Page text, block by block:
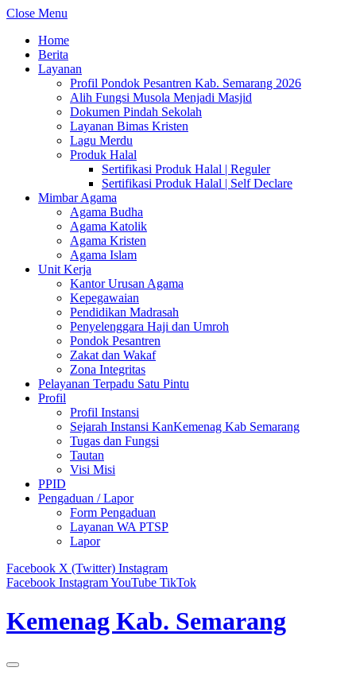
Close Menu
Home
Berita
Layanan
Profil Pondok Pesantren Kab. Semarang 2026
Alih Fungsi Musola Menjadi Masjid
Dokumen Pindah Sekolah
Layanan Bimas Kristen
Lagu Merdu
Produk Halal
Sertifikasi Produk Halal | Reguler
Sertifikasi Produk Halal | Self Declare
Mimbar Agama
Agama Budha
Agama Katolik
Agama Kristen
Agama Islam
Unit Kerja
Kantor Urusan Agama
Kepegawaian
Pendidikan Madrasah
Penyelenggara Haji dan Umroh
Pondok Pesantren
Zakat dan Wakaf
Zona Integritas
Pelayanan Terpadu Satu Pintu
Profil
Profil Instansi
Sejarah Instansi KanKemenag Kab Semarang
Tugas dan Fungsi
Tautan
Visi Misi
PPID
Pengaduan / Lapor
Form Pengaduan
Layanan WA PTSP
Lapor
Facebook X (Twitter) Instagram
Facebook InstagramYouTube TikTok
Kemenag Kab. Semarang